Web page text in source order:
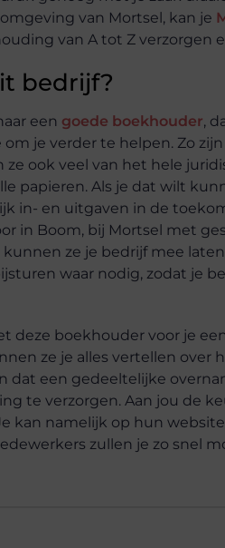
van Mortsel, kan je
van A tot Z verzorgen
bedrijf?
een goede boekhouder,
je verder te helpen. Zo
ook veel van het hele
papieren. Als je dat wilt
in- en uitgaven in de
in Boom, bij Mortsel met
ze je bedrijf mee
waar nodig, zodat je
deze boekhouder voor je
ze je alles vertellen over
dat een gedeeltelijke
te verzorgen. Aan jou de
kan namelijk op hun
zullen je zo snel